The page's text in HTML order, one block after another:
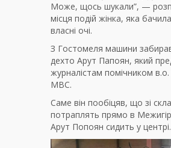
Може, щось шукали”, —
місця подій жінка, яка
власні очі.
З Гостомеля машини
дехто Арут Папоян, який
журналістам помічником в.о.
МВС.
Саме він пообіцяв, що зі
потраплять прямо в
Арут Попоян сидить у центрі.